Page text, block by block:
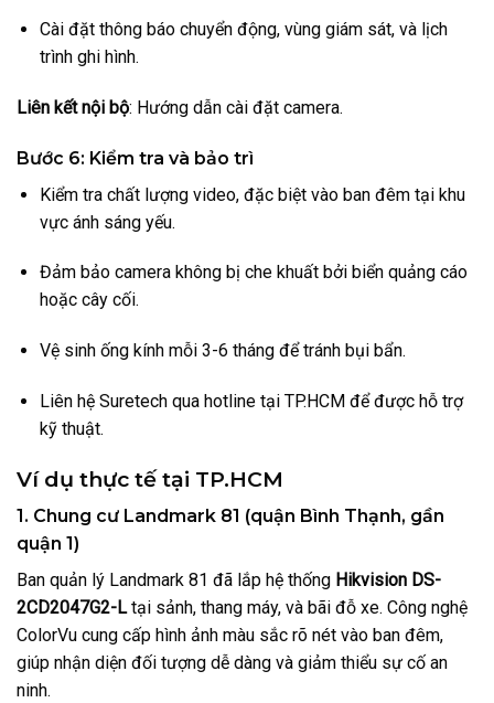
Cài đặt thông báo chuyển động, vùng giám sát, và lịch
trình ghi hình.
Liên kết nội bộ: Hướng dẫn cài đặt camera.
Bước 6: Kiểm tra và bảo trì
Kiểm tra chất lượng video, đặc biệt vào ban đêm tại khu
vực ánh sáng yếu.
Đảm bảo camera không bị che khuất bởi biển quảng cáo
hoặc cây cối.
Vệ sinh ống kính mỗi 3-6 tháng để tránh bụi bẩn.
Liên hệ Suretech qua hotline tại TP.HCM để được hỗ trợ
kỹ thuật.
Ví dụ thực tế tại TP.HCM
1. Chung cư Landmark 81 (quận Bình Thạnh, gần
quận 1)
Ban quản lý Landmark 81 đã lắp hệ thống Hikvision DS-
2CD2047G2-Ltại sảnh, thang máy, và bãi đỗ xe. Công nghệ
ColorVu cung cấp hình ảnh màu sắc rõ nét vào ban đêm,
giúp nhận diện đối tượng dễ dàng và giảm thiểu sự cố an
ninh.